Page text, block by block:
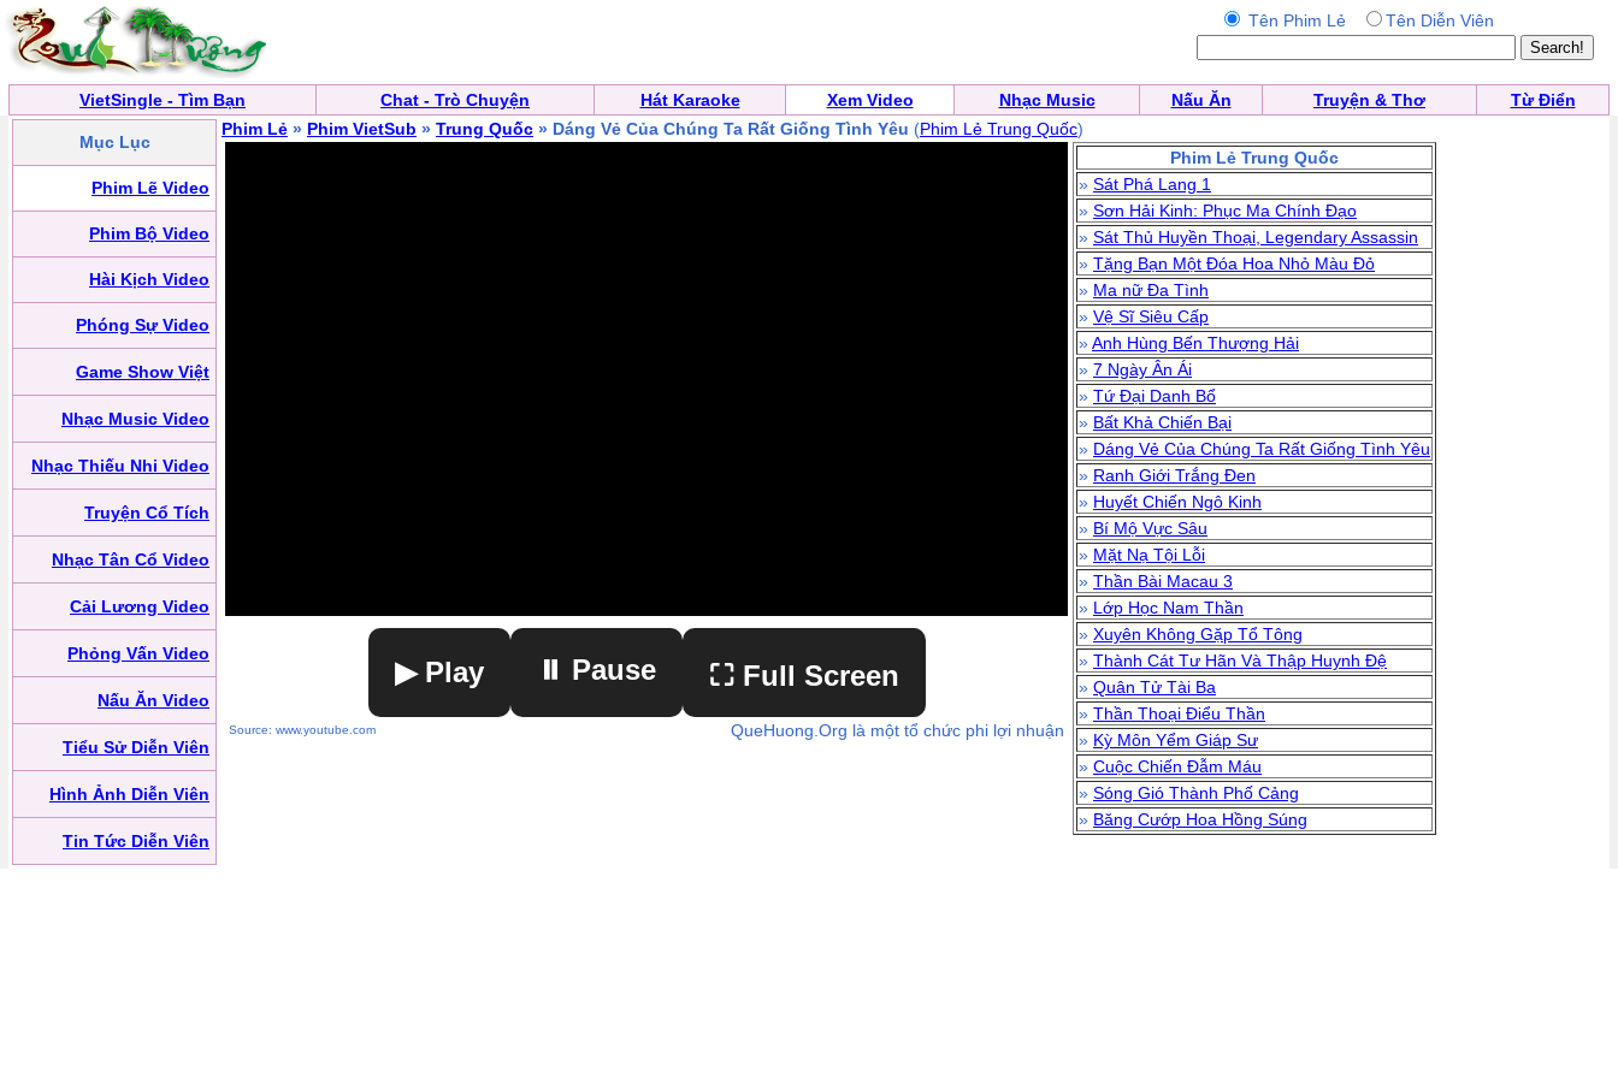
Tên Phim Lẻ Tên Diễn Viên
VietSingle - Tìm Bạn Chat - Trò Chuyện Hát Karaoke Xem Video Nhạc Music Nấu Ăn Truyện & Thơ Từ Điển
Mục Lục
Phim Lẽ Video
Phim Bộ Video
Hài Kịch Video
Phóng Sự Video
Game Show Việt
Nhạc Music Video
Nhạc Thiếu Nhi Video
Truyện Cổ Tích
Nhạc Tân Cổ Video
Cải Lương Video
Phỏng Vấn Video
Nấu Ăn Video
Tiểu Sử Diễn Viên
Hình Ảnh Diễn Viên
Tin Tức Diễn Viên
Phim Lẻ » Phim VietSub » Trung Quốc » Dáng Vẻ Của Chúng Ta Rất Giống Tình Yêu (Phim Lẻ Trung Quốc)
▶ Play ⏸ Pause ⛶ Full Screen
Source: www.youtube.com QueHuong.Org là một tổ chức phi lợi nhuận
Phim Lẻ Trung Quốc
» Sát Phá Lang 1
» Sơn Hải Kinh: Phục Ma Chính Đạo
» Sát Thủ Huyền Thoại, Legendary Assassin
» Tặng Bạn Một Đóa Hoa Nhỏ Màu Đỏ
» Ma nữ Đa Tình
» Vệ Sĩ Siêu Cấp
»Anh Hùng Bến Thượng Hải
» 7 Ngày Ân Ái
» Tứ Đại Danh Bổ
» Bất Khả Chiến Bại
» Dáng Vẻ Của Chúng Ta Rất Giống Tình Yêu
» Ranh Giới Trắng Đen
» Huyết Chiến Ngô Kinh
» Bí Mộ Vực Sâu
» Mặt Nạ Tội Lỗi
» Thần Bài Macau 3
» Lớp Học Nam Thần
» Xuyên Không Gặp Tổ Tông
» Thành Cát Tư Hãn Và Thập Huynh Đệ
» Quân Tử Tài Ba
» Thần Thoại Điểu Thần
» Kỳ Môn Yểm Giáp Sư
» Cuộc Chiến Đẫm Máu
» Sóng Gió Thành Phố Cảng
» Băng Cướp Hoa Hồng Súng